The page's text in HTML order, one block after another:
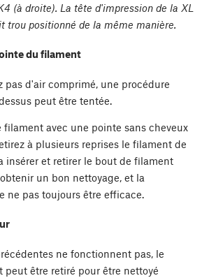
(à droite). La tête d'impression de la XL
trou positionné de la même manière.
du filament
pas d'air comprimé, une procédure
peut être tentée.
filament avec une pointe sans cheveux
à plusieurs reprises le filament de
insérer et retirer le bout de filament
un bon nettoyage, et la
ne pas toujours être efficace.
ne fonctionnent pas, le
être retiré pour être nettoyé